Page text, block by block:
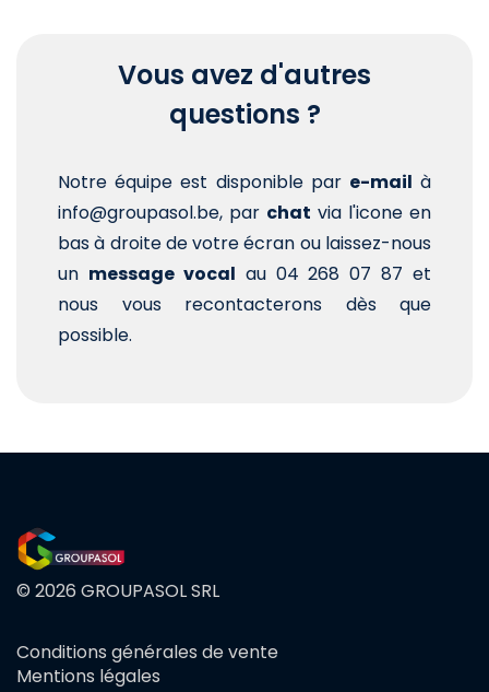
Vous avez d'autres
questions ?
Notre équipe est disponible par e-mail à
info@groupasol.be, par chat via l'icone en
bas à droite de votre écran ou laissez-nous
un message vocal au 04 268 07 87 et
nous vous recontacterons dès que
possible.
© 2026 GROUPASOL SRL
FOOTER
MENU
Conditions générales de vente
Mentions légales